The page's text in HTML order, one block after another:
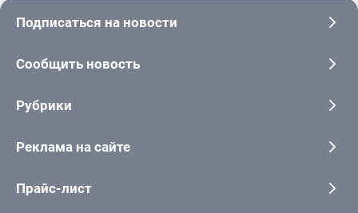
Подписаться на новости
Сообщить новость
Рубрики
Реклама на сайте
Прайс-лист